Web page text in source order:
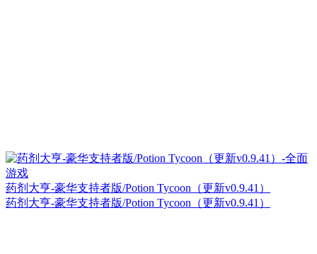
药剂大亨-豪华支持者版/Potion Tycoon（更新v0.9.41）
药剂大亨-豪华支持者版/Potion Tycoon（更新v0.9.41）